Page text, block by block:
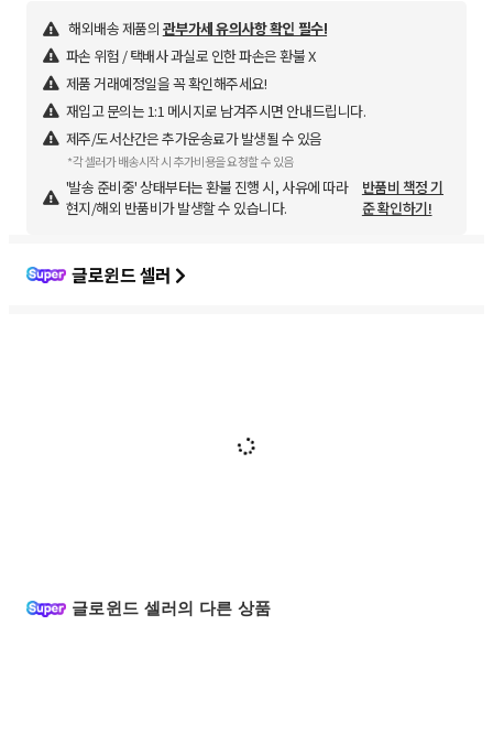
해외배송 제품의 관부가세 유의사항 확인 필수!
파손 위험 / 택배사 과실로 인한 파손은 환불 X
제품 거래예정일을 꼭 확인해주세요!
재입고 문의는 1:1 메시지로 남겨주시면 안내드립니다.
제주/도서산간은 추가운송료가 발생될 수 있음
*각 셀러가 배송시작 시 추가비용을 요청할 수 있음
'발송 준비중' 상태부터는 환불 진행 시, 사유에 따라
현지/해외 반품비가 발생할 수 있습니다.
반품비 책정 기
준 확인하기!
글로윈드 셀러
글로윈드 셀러의 다른 상품